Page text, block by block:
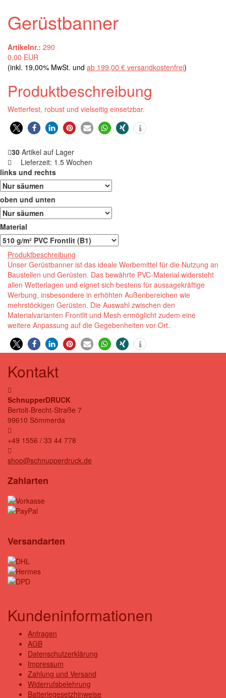
Gerüstbanner
Artikelnr.: 290
0,00 EUR
(inkl. 19,00% MwSt. und ab 199,00 € versandkostenfrei)
Produktbeschreibung
Wetterfest, robust und vielseitig einsetzbar.
0
30 Artikel auf Lager
Lieferzeit: 1.5 Wochen
links und rechts
oben und unten
Material
Produktbeschreibung
Unser Gerüstbanner ist das ideale Werbemittel für die Nutzung an
Baustellen und Gerüsten. Das bewährte PVC-Material widersteht
allen Wetterlagen und eignet sich bestens für aussagekräftige
Werbung, insbesondere in erhöhten Außenbereichen wie
mehrstöckigen Gerüsten. Die Auswahl zwischen den
Materialvarianten Frontlit und Mesh ermöglicht zudem eine
weitere Anpassung auf die Gegebenheiten vor Ort.
0
Kontakt
SchnupperDRUCK
Bertolt-Brecht-Straße 7
99610 Sömmerda
+49 1556 / 33 44 778
shop@schnupperdruck.de
Zahlarten
Versandarten
Kundeninformationen
Anfragen
AGB
Datenschutzerklärung
Impressum
Zahlung und Versand
Widerrufsbelehrung
Batteriegesetzhinweise